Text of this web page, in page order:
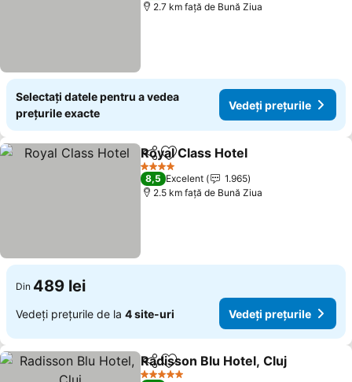
2.7 km faţă de Bună Ziua
Selectați datele pentru a vedea
prețurile exacte
Vedeți prețurile
DistribuițiAdăugaţi la favorite
Royal Class Hotel
4 Stele
8,5 Excelent
1.965
2.5 km faţă de Bună Ziua
Din 489 lei
Vedeți prețurile de la 4 site-uri Vedeți prețurile
DistribuițiAdăugaţi la favorite
Radisson Blu Hotel, Cluj
5 Stele